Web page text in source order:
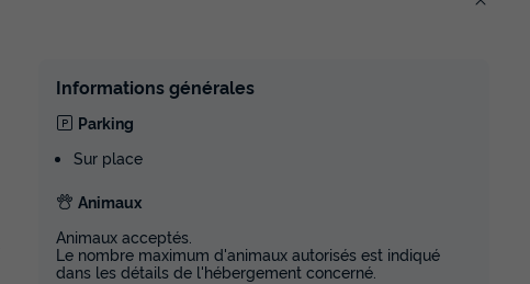
Informations générales
Parking
Sur place
Animaux
Animaux acceptés.
Le nombre maximum d'animaux autorisés est indiqué
dans les détails de l'hébergement concerné.